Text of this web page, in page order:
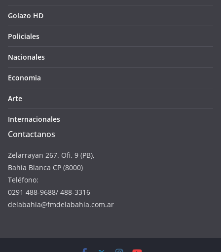
Golazo HD
Policiales
Nacionales
Economia
Arte
Internacionales
Contactanos
Zelarrayan 267. Ofi. 9 (PB),
Bahía Blanca CP (8000)
Teléfono:
0291 488-9688/ 488-3316
delabahia@fmdelabahia.com.ar